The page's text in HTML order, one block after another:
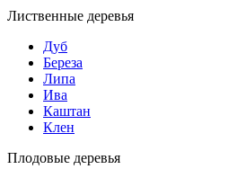
Лиственные деревья
Дуб
Береза
Липа
Ива
Каштан
Клен
Плодовые деревья